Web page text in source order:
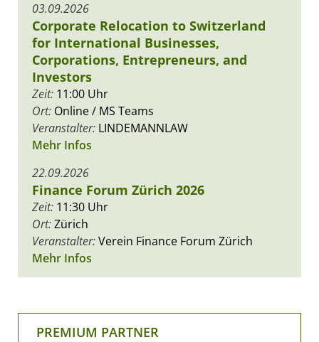
03.09.2026
Corporate Relocation to Switzerland
for International Businesses,
Corporations, Entrepreneurs, and
Investors
Zeit: 11:00 Uhr
Ort: Online / MS Teams
Veranstalter: LINDEMANNLAW
Mehr Infos
22.09.2026
Finance Forum Zürich 2026
Zeit: 11:30 Uhr
Ort:Zürich
Veranstalter:Verein Finance Forum Zürich
Mehr Infos
PREMIUM PARTNER